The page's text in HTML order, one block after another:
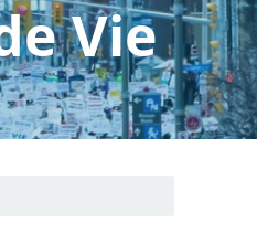
Vie